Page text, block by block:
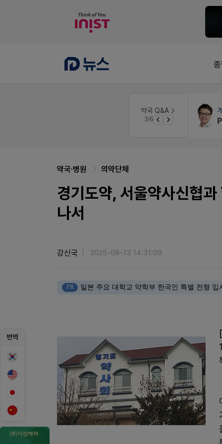
약국 Q&A
3/6
경단녀요건중 근로스득원천징수액
번역
약국·병원 의약단체
경기도약, 서울약사신협
나서
강신국 2025-08-13 14:31:09
PR 일본 주요 대학교 약학부 한국인 특별 전형 입